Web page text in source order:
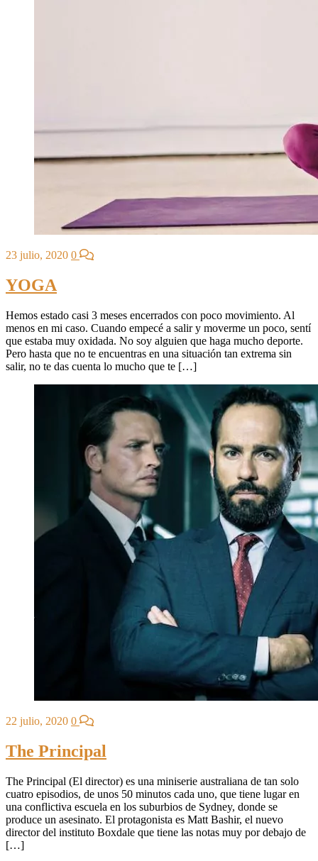
23 julio, 2020 0
YOGA
Hemos estado casi 3 meses encerrados con poco movimiento. Al
menos en mi caso. Cuando empecé a salir y moverme un poco, sentí
que estaba muy oxidada. No soy alguien que haga mucho deporte.
Pero hasta que no te encuentras en una situación tan extrema sin
salir, no te das cuenta lo mucho que te […]
22 julio, 2020 0
The Principal
The Principal (El director) es una miniserie australiana de tan solo
cuatro episodios, de unos 50 minutos cada uno, que tiene lugar en
una conflictiva escuela en los suburbios de Sydney, donde se
produce un asesinato. El protagonista es Matt Bashir, el nuevo
director del instituto Boxdale que tiene las notas muy por debajo de
[…]